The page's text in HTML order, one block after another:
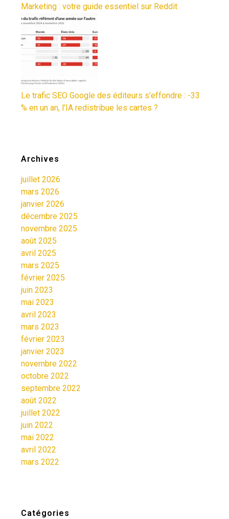
Marketing : votre guide essentiel sur Reddit
Le trafic SEO Google des éditeurs s’effondre : -33
% en un an, l’IA redistribue les cartes ?
Archives
juillet 2026
mars 2026
janvier 2026
décembre 2025
novembre 2025
août 2025
avril 2025
mars 2025
février 2025
juin 2023
mai 2023
avril 2023
mars 2023
février 2023
janvier 2023
novembre 2022
octobre 2022
septembre 2022
août 2022
juillet 2022
juin 2022
mai 2022
avril 2022
mars 2022
Catégories